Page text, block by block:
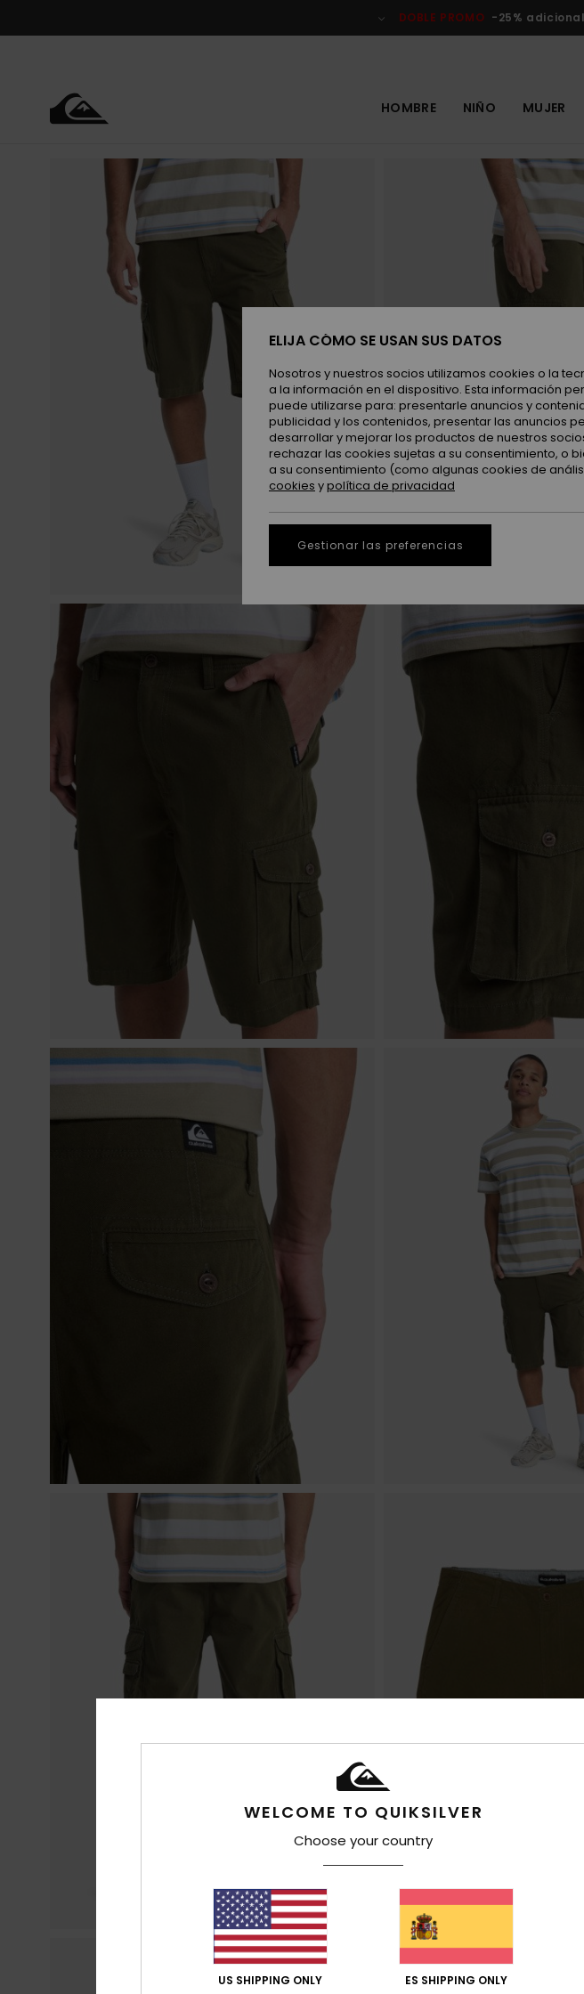
del
DOBLE PROMO -25%
HOMBRE NIÑO MUJER
WELCOME TO QUIKSILVER
Choose your country
US SHIPPING ONLY ES SHIPPING ONLY
ELIJA CÓMO SE USAN SUS DATOS
Nosotros y nuestros socios utilizamos cookies o la
a la información en el dispositivo. Esta información
puede utilizarse para: presentarle anuncios y
publicidad y los contenidos, presentar las anuncios
desarrollar y mejorar los productos de nuestros
rechazar las cookies sujetas a su consentimiento, o
a su consentimiento (como algunas cookies de
cookies ypolítica de privacidad
Gestionar las preferencias